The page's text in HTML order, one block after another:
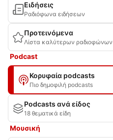
Ειδήσεις
Ραδιόφωνα ειδήσεων
Προτεινόμενα
Λίστα καλύτερων ραδιοφώνων
Podcast
Κορυφαία podcasts
Πιο δημοφιλή podcasts
Podcasts ανά είδος
18 θεματικά είδη
Μουσική